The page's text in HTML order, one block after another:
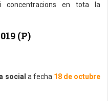
concentracions en tota la
(P)
social a fecha 18 de octubre